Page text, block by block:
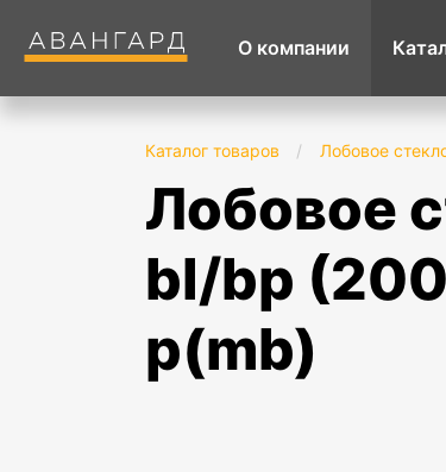
О компании
Каталог товаров / Лобовое
лобовое стекло subaru legacy/ outback
bl/bp
p(mb)